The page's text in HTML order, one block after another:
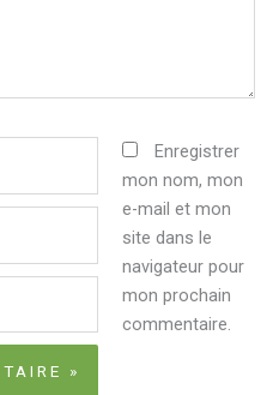
Enregistrer
mon nom, mon
e-mail et mon
site dans le
navigateur pour
mon prochain
commentaire.